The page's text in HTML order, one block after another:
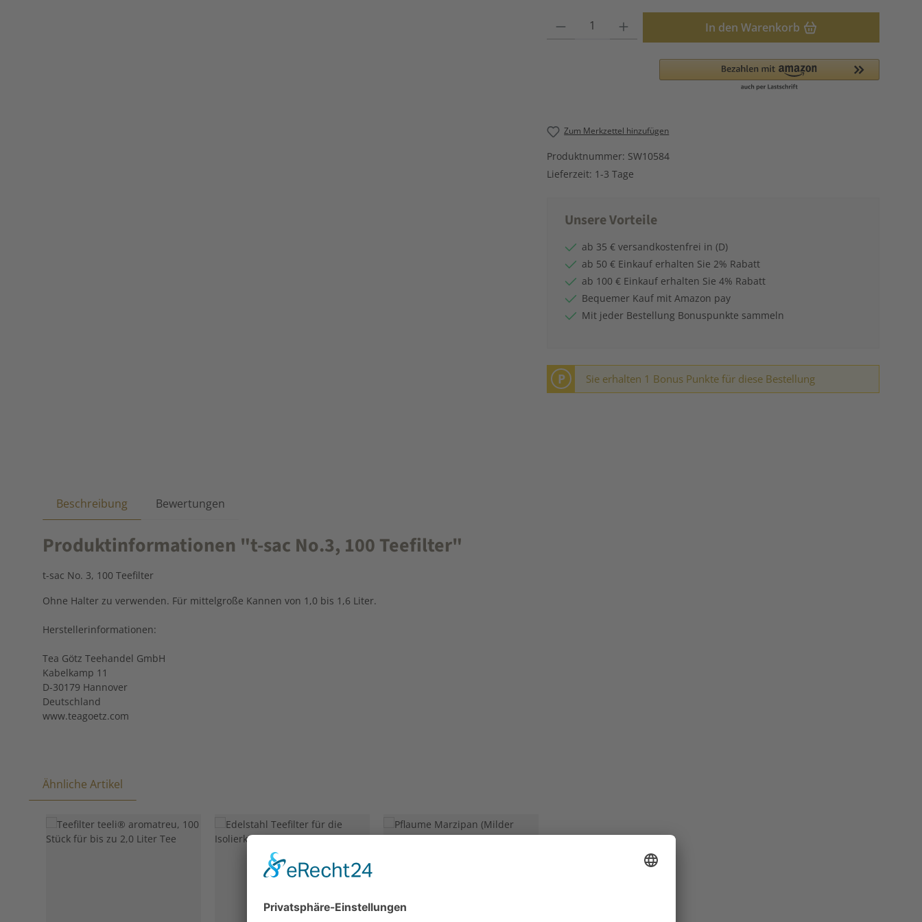
Produkt Anzahl: Gib den gewünschten Wert ein oder benutze die Schaltflächen
In den Warenkorb
Zum Merkzettel hinzufügen
Produktnummer: SW10584
Lieferzeit: 1-3 Tage
Unsere Vorteile
ab 35 € versandkostenfrei in (D)
ab 50 € Einkauf erhalten Sie 2% Rabatt
ab 100 € Einkauf erhalten Sie 4% Rabatt
Bequemer Kauf mit Amazon pay
Mit jeder Bestellung Bonuspunkte sammeln
P Sie erhalten 1 Bonus Punkte für diese Bestellung
Beschreibung Bewertungen
Produktinformationen "t-sac No.3, 100 Teefilter"
t-sac No. 3, 100 Teefilter
Ohne Halter zu verwenden. Für mittelgroße Kannen von 1,0 bis 1,6 Liter.
Herstellerinformationen:
Tea Götz Teehandel GmbH
Kabelkamp 11
D-30179 Hannover
Deutschland
www.teagoetz.com
Ähnliche Artikel
Produktgalerie überspringen